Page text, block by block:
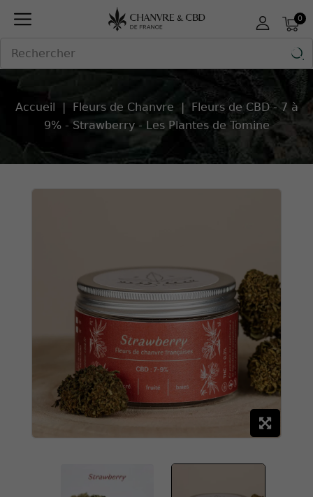
0

Accueil Fleurs de Chanvre
Fleurs de CBD - 7 à
9% - Strawberry - Les Plantes de Tomine
Panneau de gestion des cookies